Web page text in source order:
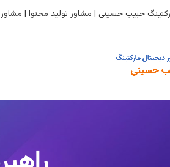
حبیب حسینی | مشاور تولید محتوا |